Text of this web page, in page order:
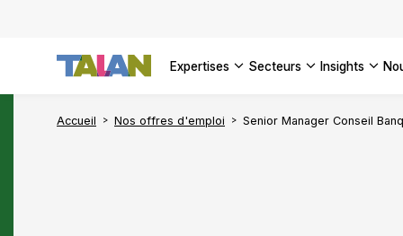
expertises secteurs insights
VOIR
VOIR
Accueil Nos offres d'emploi Senior Manager Conseil